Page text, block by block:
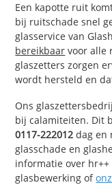
Een kapotte ruit
bij ruitschade snel
glasservice van
bereikbaar voor alle
glaszetters zorgen
wordt hersteld en
Ons
bij calamiteiten. Dit
0117-222012 dag en
glasschade en
informatie over hr++
glasbewerking of